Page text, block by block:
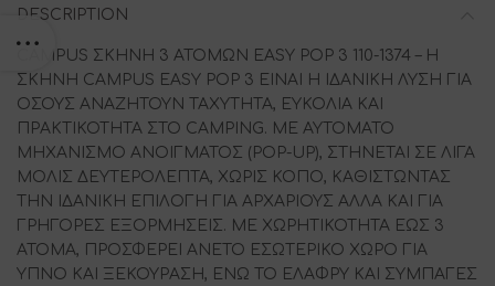
DESCRIPTION
CAMPUS ΣΚΗΝΗ 3 ΑΤΟΜΩΝ EASY POP 3 110-1374 – Η
ΣΚΗΝΗ CAMPUS EASY POP 3 ΕΙΝΑΙ Η ΙΔΑΝΙΚΗ ΛΥΣΗ ΓΙΑ
ΟΣΟΥΣ ΑΝΑΖΗΤΟΥΝ ΤΑΧΥΤΗΤΑ, ΕΥΚΟΛΙΑ ΚΑΙ
ΠΡΑΚΤΙΚΟΤΗΤΑ ΣΤΟ CAMPING. ΜΕ ΑΥΤΟΜΑΤΟ
ΜΗΧΑΝΙΣΜΟ ΑΝΟΙΓΜΑΤΟΣ (POP-UP), ΣΤΗΝΕΤΑΙ ΣΕ ΛΙΓΑ
ΜΟΛΙΣ ΔΕΥΤΕΡΟΛΕΠΤΑ, ΧΩΡΙΣ ΚΟΠΟ, ΚΑΘΙΣΤΩΝΤΑΣ
ΤΗΝ ΙΔΑΝΙΚΗ ΕΠΙΛΟΓΗ ΓΙΑ ΑΡΧΑΡΙΟΥΣ ΑΛΛΑ ΚΑΙ ΓΙΑ
ΓΡΗΓΟΡΕΣ ΕΞΟΡΜΗΣΕΙΣ. ΜΕ ΧΩΡΗΤΙΚΟΤΗΤΑ ΕΩΣ 3
ΑΤΟΜΑ, ΠΡΟΣΦΕΡΕΙ ΑΝΕΤΟ ΕΣΩΤΕΡΙΚΟ ΧΩΡΟ ΓΙΑ
ΥΠΝΟ ΚΑΙ ΞΕΚΟΥΡΑΣΗ, ΕΝΩ ΤΟ ΕΛΑΦΡΥ ΚΑΙ ΣΥΜΠΑΓΕΣ